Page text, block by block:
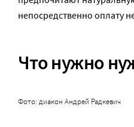
непосредственно оплату
Что нужно
Фото: диакон Андрей Радкевич